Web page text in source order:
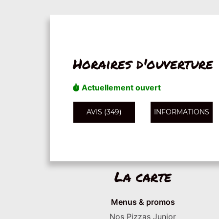
Horaires d'ouverture
Actuellement ouvert
AVIS (349) INFORMATIONS
La carte
Menus & promos
Nos Pizzas Junior